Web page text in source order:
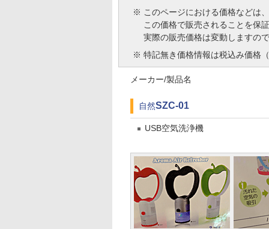
※ このページにおける価格などは
この価格で販売されることを保
実際の販売価格は変動しますの
※ 特記無き価格情報は税込み価格
メーカー/製品名
自然SZC-01
USB空気洗浄機